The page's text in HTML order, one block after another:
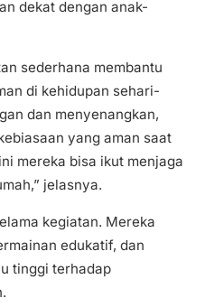
dekat dengan anak-
sederhana membantu
di kehidupan sehari-
dan menyenangkan,
yang aman saat
mereka bisa ikut menjaga
jelasnya.
kegiatan. Mereka
edukatif, dan
tinggi terhadap